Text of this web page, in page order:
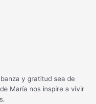
y gratitud sea de
María nos inspire a vivir